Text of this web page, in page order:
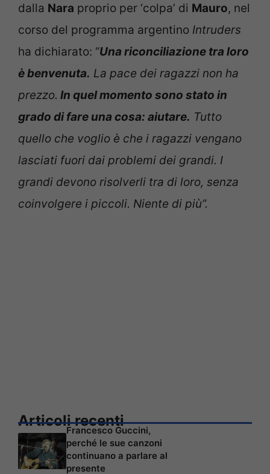
dalla Nara proprio per ‘colpa’ di Mauro, nel
corso del programma argentino Intruders
ha dichiarato: “Una riconciliazione tra loro
è benvenuta. La pace dei ragazzi non ha
prezzo. In quel momento sono stato in
grado di fare una cosa: aiutare. Tutto
quello che voglio è che i ragazzi vengano
lasciati fuori dai problemi dei grandi. I
grandi devono risolverli tra di loro, senza
coinvolgere i piccoli. Niente di più”.
Articoli recenti
Francesco Guccini,
perché le sue canzoni
continuano a parlare al
presente